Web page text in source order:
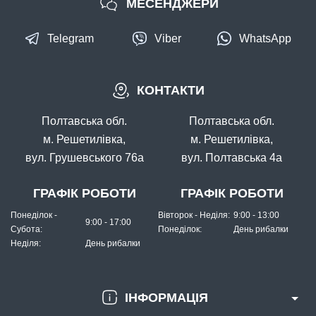
#FO-3312-4
Маг: 8 шт Базар: 3 шт
35 грн 11 шт.
КУПИТИ
Офсетний гачок Fanatik FO-3312-XL №4
ІНФОРМАЦІЯ
КОНТАКТИ
Полтавська обл.
м. Решетилівка,
вул. Грушевського 76а
ГРАФІК РОБОТИ
Понеділок -
Субота:
9:00 - 17:00
Неділя: День рибалки
Полтавська обл.
м. Решетилівка,
вул. Полтавська 4а
ГРАФІК РОБОТИ
Вівторок - Неділя: 9:00 - 13:00
Понеділок:
День рибалки
МЕСЕНДЖЕРИ
Telegram Viber WhatsApp